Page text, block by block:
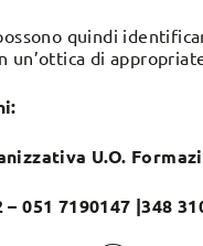
quindi
un’ottica di
U.O.
– 051 7190147 |348